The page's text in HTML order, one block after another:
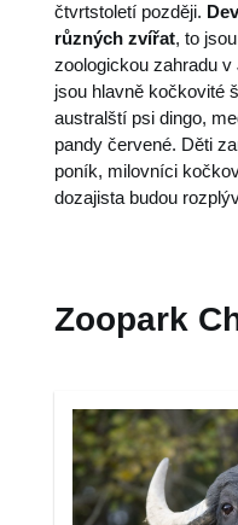
čtvrtstoletí později.
různých zvířat, to
zoologickou zahradu
jsou hlavně kočkovité
australští psi dingo,
pandy červené. Děti
poník, milovníci
dozajista budou
Zoopark